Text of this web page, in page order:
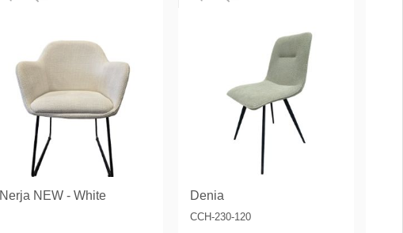
Nerja NEW - White Denia
CCH-230-120